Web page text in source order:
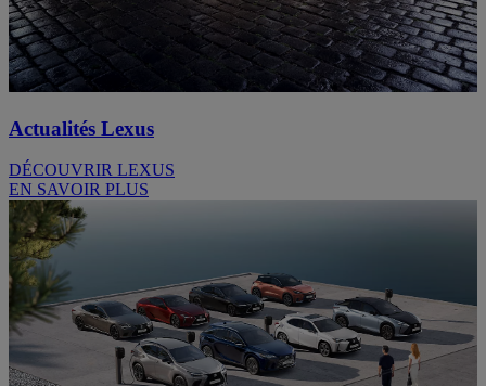
Actualités Lexus
DÉCOUVRIR LEXUS
EN SAVOIR PLUS